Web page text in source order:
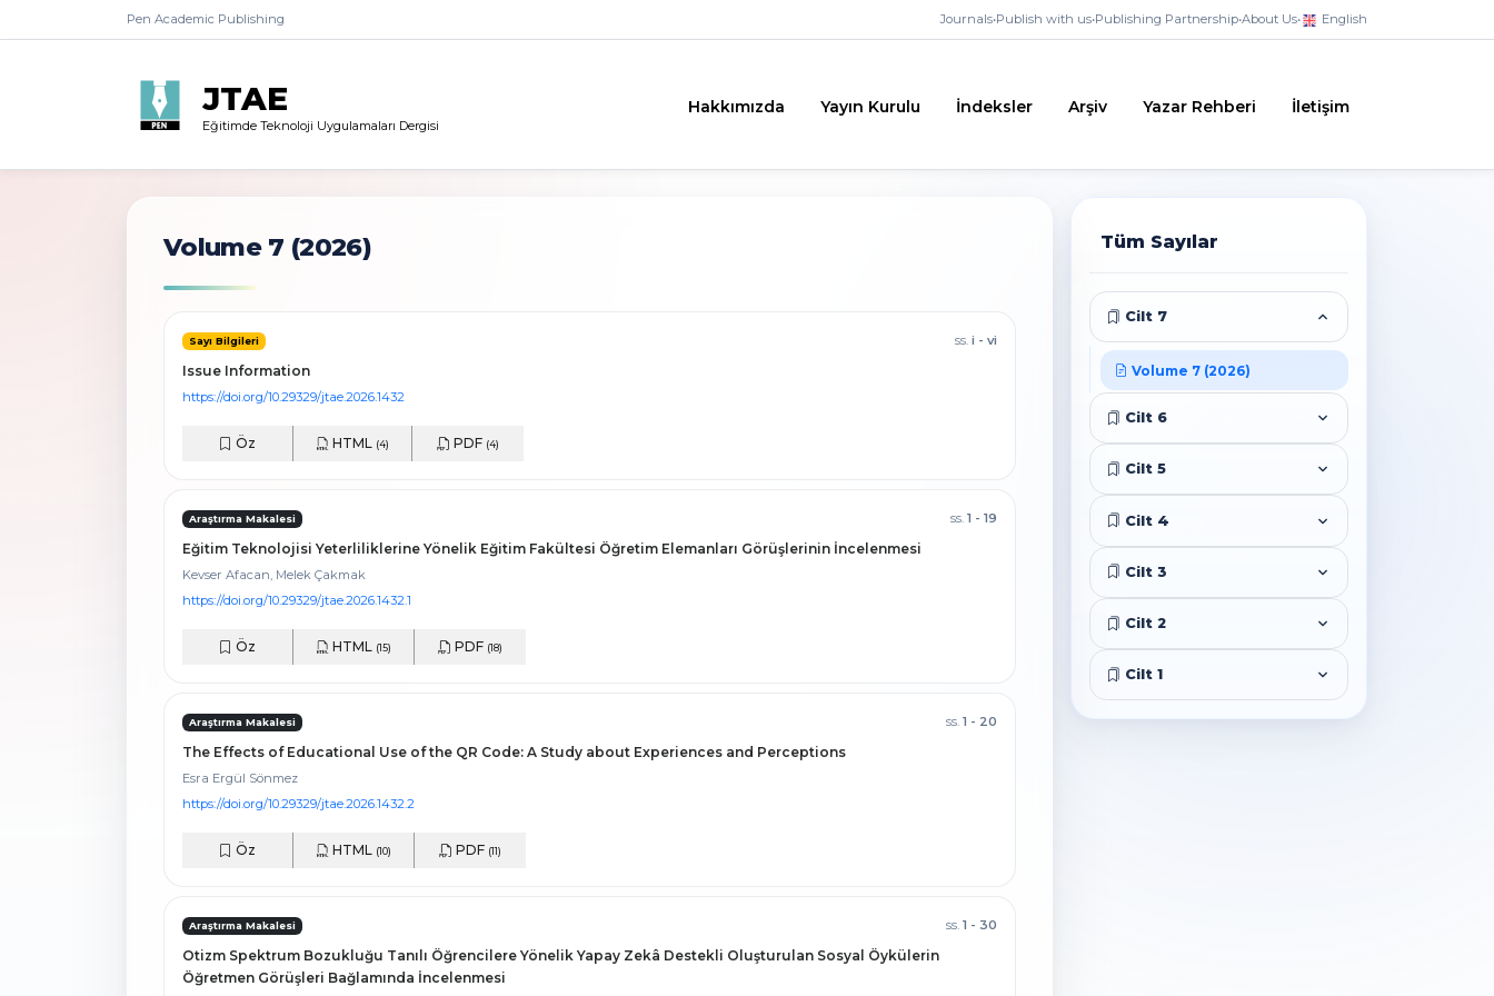
Pen Academic Publishing Journals•Publish with us•Publishing Partnership•About Us• English
JTAE
Eğitimde Teknoloji Uygulamaları Dergisi
Hakkımızda Yayın Kurulu İndeksler Arşiv Yazar Rehberi İletişim
Volume 7 (2026)
Sayı Bilgileri ss. i - vi
Issue Information
https://doi.org/10.29329/jtae.2026.1432
Öz HTML (4) PDF (4)
Araştırma Makalesi ss. 1 - 19
Eğitim Teknolojisi Yeterliliklerine Yönelik Eğitim Fakültesi Öğretim Elemanları Görüşlerinin İncelenmesi
Kevser Afacan, Melek Çakmak
https://doi.org/10.29329/jtae.2026.1432.1
Öz HTML (15) PDF (18)
Araştırma Makalesi ss. 1 - 20
The Effects of Educational Use of the QR Code: A Study about Experiences and Perceptions
Esra Ergül Sönmez
https://doi.org/10.29329/jtae.2026.1432.2
Öz HTML (10) PDF (11)
Araştırma Makalesi ss. 1 - 30
Otizm Spektrum Bozukluğu Tanılı Öğrencilere Yönelik Yapay Zekâ Destekli Oluşturulan Sosyal Öykülerin
Öğretmen Görüşleri Bağlamında İncelenmesi
Tüm Sayılar
Cilt 7
Volume 7 (2026)
Cilt 6
Cilt 5
Cilt 4
Cilt 3
Cilt 2
Cilt 1